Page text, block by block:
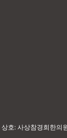
상호: 사상참경희한의